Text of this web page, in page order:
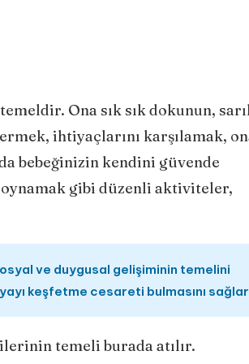
Ona sık sık dokunun,
ihtiyaçlarını karşılamak,
bebeğinizin kendini güvende
oynamak gibi düzenli aktiviteler,
ve duygusal gelişiminin temelini
keşfetme cesareti bulmasını
temeli burada atılır.